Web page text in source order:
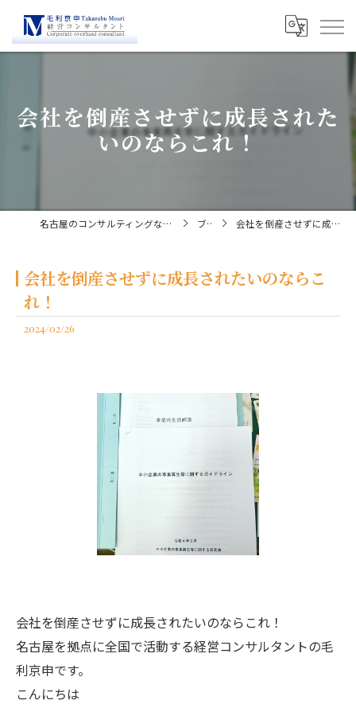
会社を倒産させずに成長された
いのならこれ！
名古屋のコンサルティングなら経営コンサルタント毛利京申 ブログ 会社を倒産させずに成長されたいのならこれ！
会社を倒産させずに成長されたいのならこ
れ！
2024/02/26
会社を倒産させずに成長されたいのならこれ！
名古屋を拠点に全国で活動する経営コンサルタントの毛
利京申です。
こんにちは